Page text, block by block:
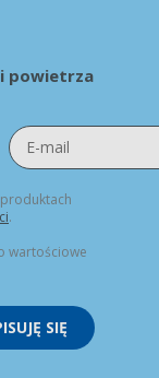
powietrza
.
wartościowe
SIĘ